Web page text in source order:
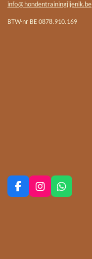
info@hondentrainingjijenik.be
BTW-nr BE 0878.910.169
F
a
I
n
W
h